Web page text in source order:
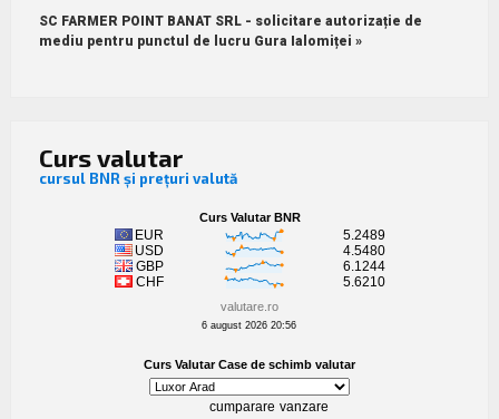
SC FARMER POINT BANAT SRL - solicitare autorizație de
mediu pentru punctul de lucru Gura Ialomiței »
Curs valutar
cursul BNR și prețuri valută
valutare.ro
6 august 2026 20:56